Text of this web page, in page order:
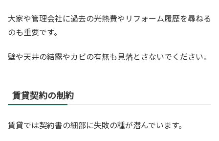
大家や管理会社に過去の光熱費やリフォーム履歴を尋ねる
のも重要です。
壁や天井の結露やカビの有無も見落とさないでください。
賃貸契約の制約
賃貸では契約書の細部に失敗の種が潜んでいます。